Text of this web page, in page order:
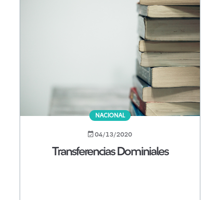
NACIONAL
04/13/2020
Transferencias Dominiales